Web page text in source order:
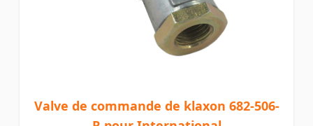
Valve de commande de klaxon 682-506-